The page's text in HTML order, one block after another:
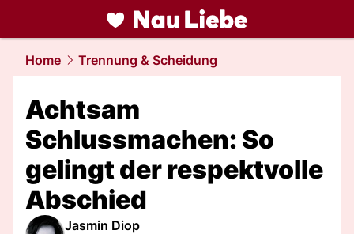
liebe.NAU.ch
Home Trennung & Scheidung
Achtsam
Schlussmachen: So
gelingt der respektvolle
Abschied
Jasmin Diop